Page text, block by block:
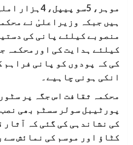
موہر، 5سو
ہیں جبکہ وزیراعلیٰ نے
منصوبے کیلئے پانی کی
کیلئے ہدایت کی اورمحکمہ
کی کہ پودوں کو پانی فراہم
انکی ہونی چاہیے۔
محکمہ ثقافت اس جگہ پر
پورٹیبل سولر سسٹم بھی
کی نشاندہی کی گئی کہ آثار
کٹاؤ اور موسم کی نمائش سے